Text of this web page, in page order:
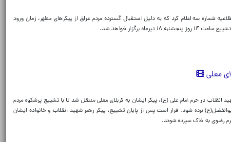
شماره سه اعلام کرد که به دلیل استقبال گسترده مردم عراق از پیکرهای مطهر، زمان ورود
برگزار خواهد شد.
معلی
در حرم امام علی (ع)، پیکر ایشان به کربلای معلی منتقل شد تا با تشییع پرشکوه مردم
برده شود. قرار است پس از پایان تشییع، پیکر رهبر شهید انقلاب و خانواده ایشان
رضوی به خاک سپرده شوند.